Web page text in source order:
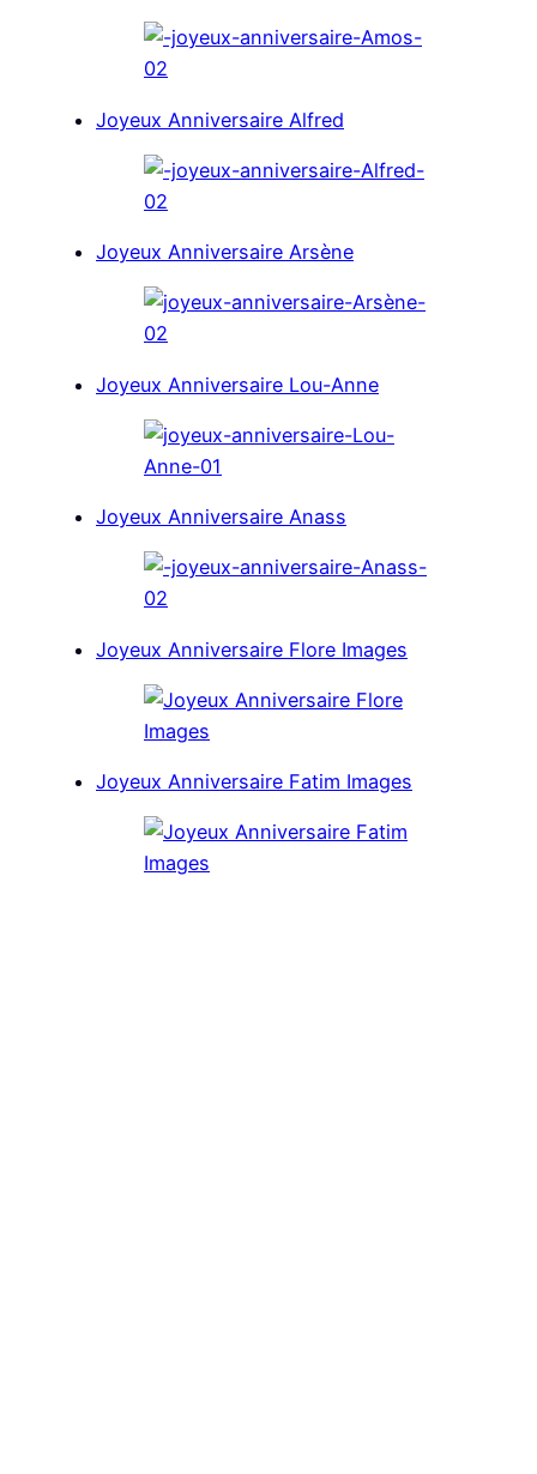
Joyeux Anniversaire Alfred
Joyeux Anniversaire Arsène
Joyeux Anniversaire Lou-Anne
Joyeux Anniversaire Anass
Joyeux Anniversaire Flore Images
Joyeux Anniversaire Fatim Images